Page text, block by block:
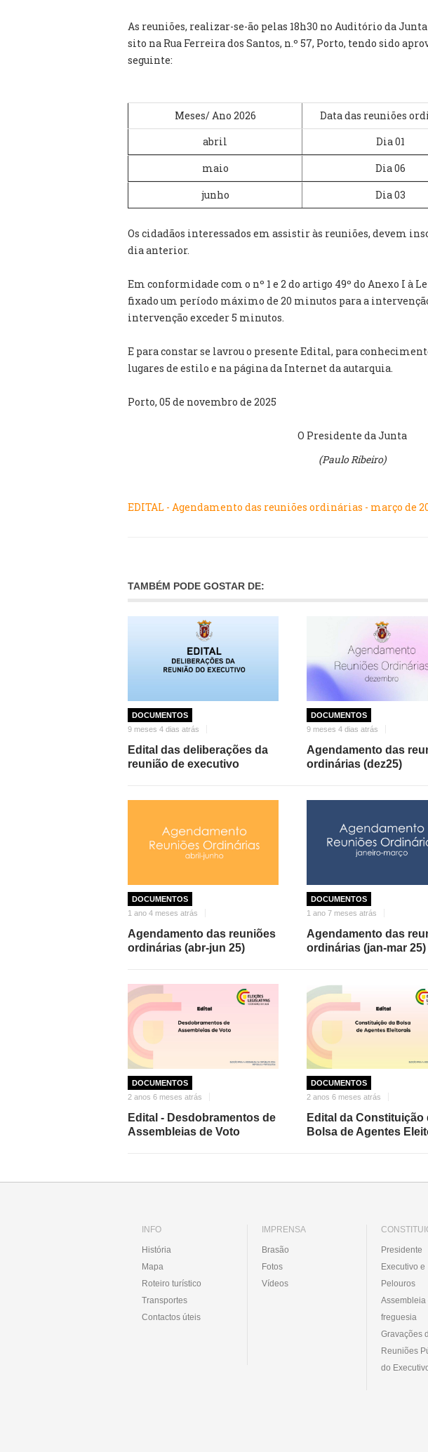
As reuniões, realizar-se-ão pelas 18h30 no Auditório da
sito na Rua Ferreira dos Santos, n.º 57, Porto, tendo sido
seguinte:
Meses/ Ano 2026
Data das reuniões
abril
Dia 01
maio
Dia 06
junho
Dia 03
Os cidadãos interessados em assistir às reuniões, devem
dia anterior.
Em conformidade com o nº 1 e 2 do artigo 49º do Anexo I à
fixado um período máximo de 20 minutos para a
intervenção exceder 5 minutos.
E para constar se lavrou o presente Edital, para
lugares de estilo e na página da Internet da autarquia.
Porto, 05 de novembro de 2025
O Presidente da Junta
(Paulo Ribeiro)
EDITAL - Agendamento das reuniões ordinárias - março de
TAMBÉM PODE GOSTAR DE:
DOCUMENTOS
9 meses 4 dias atrás
Edital das deliberações da
reunião de executivo
DOCUMENTOS
9 meses 4 dias atrás
Agendamento das
ordinárias (dez25)
DOCUMENTOS
1 ano 4 meses atrás
Agendamento das reuniões
ordinárias (abr-jun 25)
DOCUMENTOS
1 ano 7 meses atrás
Agendamento das
ordinárias (jan-mar 25)
DOCUMENTOS
2 anos 6 meses atrás
Edital - Desdobramentos de
Assembleias de Voto
DOCUMENTOS
2 anos 6 meses atrás
Edital da Constituição
Bolsa de Agentes
INFO
História
Mapa
Roteiro turístico
Transportes
Contactos úteis
IMPRENSA
Brasão
Fotos
Vídeos
Presidente
Executivo e
Pelouros
Assembleia
freguesia
Gravações
Reuniões
do